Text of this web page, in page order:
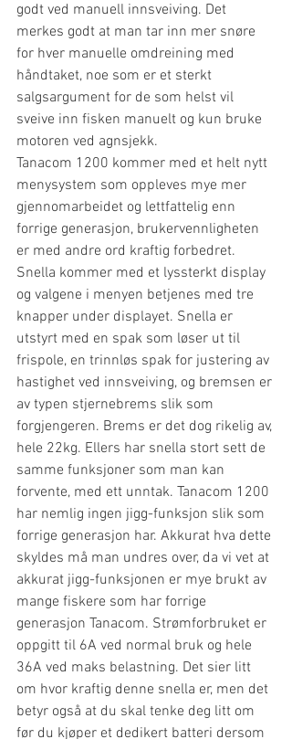
godt ved manuell innsveiving. Det
merkes godt at man tar inn mer snøre
for hver manuelle omdreining med
håndtaket, noe som er et sterkt
salgsargument for de som helst vil
sveive inn fisken manuelt og kun bruke
motoren ved agnsjekk.
Tanacom 1200 kommer med et helt nytt
menysystem som oppleves mye mer
gjennomarbeidet og lettfattelig enn
forrige generasjon, brukervennligheten
er med andre ord kraftig forbedret.
Snella kommer med et lyssterkt display
og valgene i menyen betjenes med tre
knapper under displayet. Snella er
utstyrt med en spak som løser ut til
frispole, en trinnløs spak for justering av
hastighet ved innsveiving, og bremsen er
av typen stjernebrems slik som
forgjengeren. Brems er det dog rikelig av,
hele 22kg. Ellers har snella stort sett de
samme funksjoner som man kan
forvente, med ett unntak. Tanacom 1200
har nemlig ingen jigg-funksjon slik som
forrige generasjon har. Akkurat hva dette
skyldes må man undres over, da vi vet at
akkurat jigg-funksjonen er mye brukt av
mange fiskere som har forrige
generasjon Tanacom. Strømforbruket er
oppgitt til 6A ved normal bruk og hele
36A ved maks belastning. Det sier litt
om hvor kraftig denne snella er, men det
betyr også at du skal tenke deg litt om
før du kjøper et dedikert batteri dersom